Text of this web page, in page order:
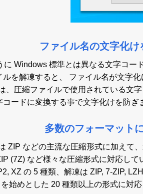
ファイル名の文字化け
に Windows 標準とは異なる文字コー
ルを解凍すると、 ファイル名が文字化
、圧縮ファイルで使用されている文字
ードに変換する事で文字化けを防ぎ
多数のフォーマット
ZIP などの主流な圧縮形式に加えて
(7Z) など様々な圧縮形式に対応して
XZ の 5 種類、解凍は ZIP, 7-ZIP,
始めとした 20 種類以上の形式に対応